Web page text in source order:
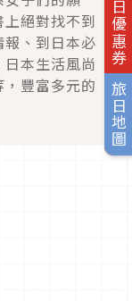
旅日優惠券
旅日地圖
絕對找不到
、到日本必
本生活風尚
豐富多元的